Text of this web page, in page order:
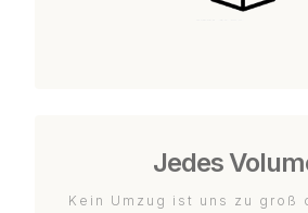
Jedes
Kein Umzug ist uns zu groß